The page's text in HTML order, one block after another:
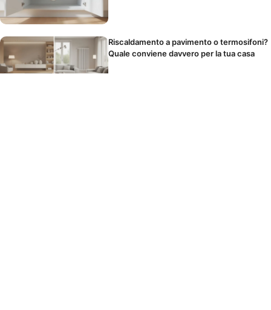
Riscaldamento a pavimento o termosifoni?
Quale conviene davvero per la tua casa